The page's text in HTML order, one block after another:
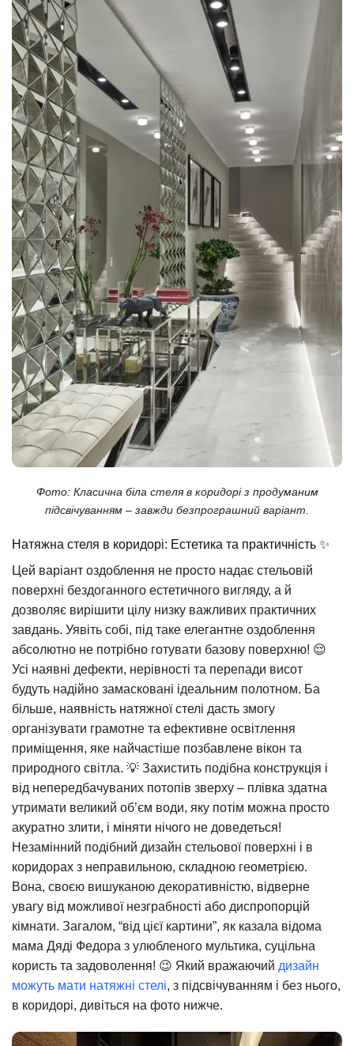
Фото: Класична біла стеля в коридорі з продуманим
підсвічуванням – завжди безпрограшний варіант.
Натяжна стеля в коридорі: Естетика та практичність ✨
Цей варіант оздоблення не просто надає стельовій
поверхні бездоганного естетичного вигляду, а й
дозволяє вирішити цілу низку важливих практичних
завдань. Уявіть собі, під таке елегантне оздоблення
абсолютно не потрібно готувати базову поверхню! 😌
Усі наявні дефекти, нерівності та перепади висот
будуть надійно замасковані ідеальним полотном. Ба
більше, наявність натяжної стелі дасть змогу
організувати грамотне та ефективне освітлення
приміщення, яке найчастіше позбавлене вікон та
природного світла. 💡 Захистить подібна конструкція і
від непередбачуваних потопів зверху – плівка здатна
утримати великий об’єм води, яку потім можна просто
акуратно злити, і міняти нічого не доведеться!
Незамінний подібний дизайн стельової поверхні і в
коридорах з неправильною, складною геометрією.
Вона, своєю вишуканою декоративністю, відверне
увагу від можливої незграбності або диспропорцій
кімнати. Загалом, “від цієї картини”, як казала відома
мама Дяді Федора з улюбленого мультика, суцільна
користь та задоволення! 😉 Який вражаючий дизайн
можуть мати натяжні стелі, з підсвічуванням і без нього,
в коридорі, дивіться на фото нижче.